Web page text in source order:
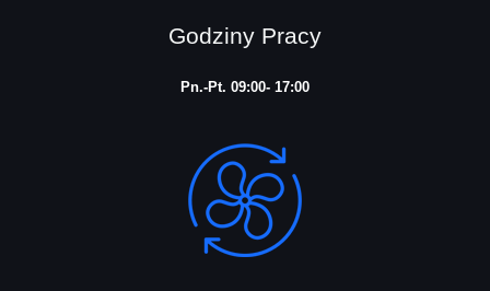
Godziny Pracy
Pn.-Pt. 09:00- 17:00